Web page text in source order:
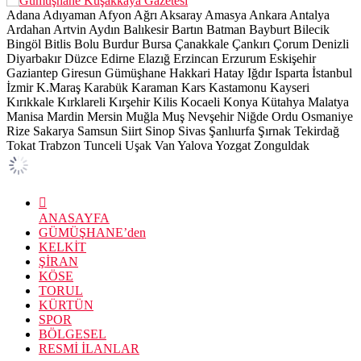
Adana Adıyaman Afyon Ağrı Aksaray Amasya Ankara Antalya
Ardahan Artvin Aydın Balıkesir Bartın Batman Bayburt Bilecik
Bingöl Bitlis Bolu Burdur Bursa Çanakkale Çankırı Çorum Denizli
Diyarbakır Düzce Edirne Elazığ Erzincan Erzurum Eskişehir
Gaziantep Giresun Gümüşhane Hakkari Hatay Iğdır Isparta İstanbul
İzmir K.Maraş Karabük Karaman Kars Kastamonu Kayseri
Kırıkkale Kırklareli Kırşehir Kilis Kocaeli Konya Kütahya Malatya
Manisa Mardin Mersin Muğla Muş Nevşehir Niğde Ordu Osmaniye
Rize Sakarya Samsun Siirt Sinop Sivas Şanlıurfa Şırnak Tekirdağ
Tokat Trabzon Tunceli Uşak Van Yalova Yozgat Zonguldak
ANASAYFA
GÜMÜŞHANE’den
KELKİT
ŞİRAN
KÖSE
TORUL
KÜRTÜN
SPOR
BÖLGESEL
RESMİ İLANLAR